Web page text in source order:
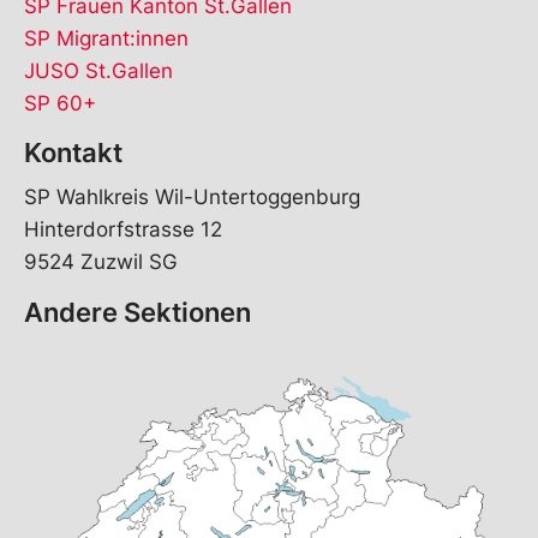
SP Frauen Kanton St.Gallen
SP Migrant:innen
JUSO St.Gallen
SP 60+
Kontakt
SP Wahlkreis Wil-Untertoggenburg
Hinterdorfstrasse 12
9524 Zuzwil SG
Andere Sektionen